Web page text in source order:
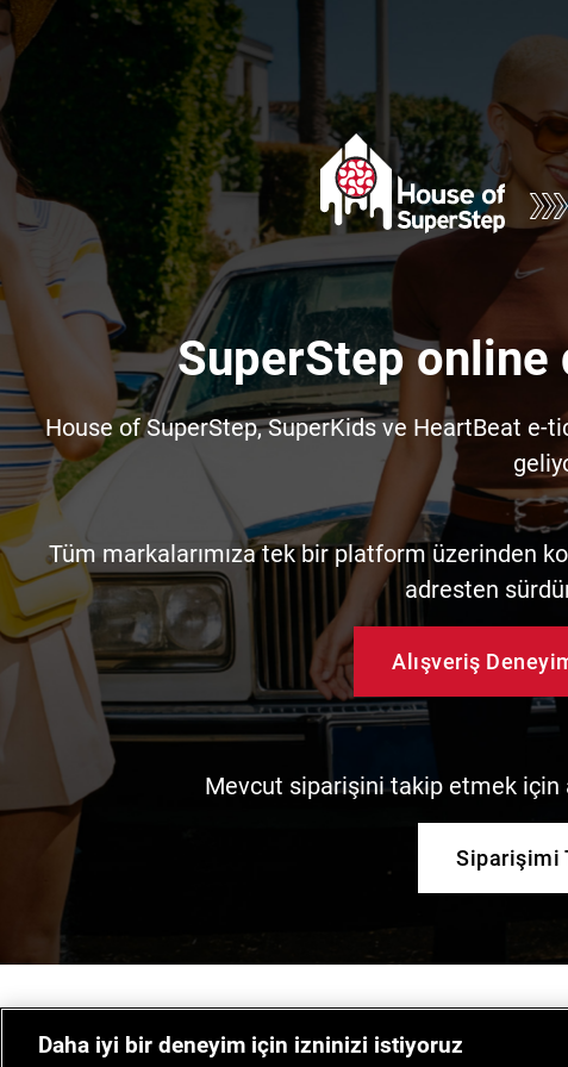
SuperStep online
House of SuperStep, SuperKids ve HeartBeat e-
Tüm markalarımıza tek bir platform üzerinden
adresten
Alışveriş
Mevcut siparişini takip etmek için
Siparişimi
Daha iyi bir deneyim için izninizi istiyoruz